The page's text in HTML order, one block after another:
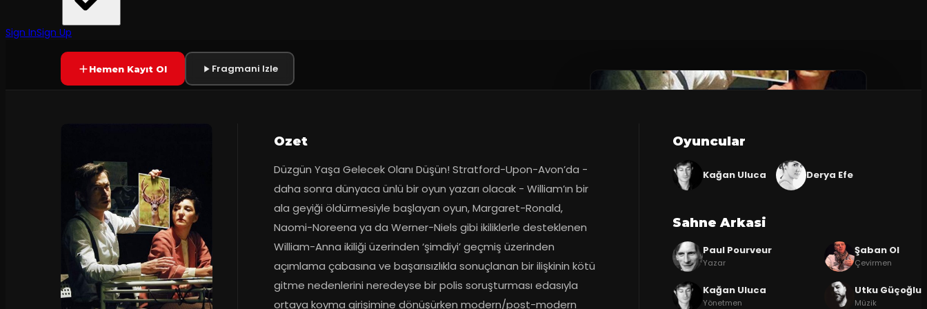
Sign InSign UpSONA ERDI
Hemen Kayıt Ol Fragmani Izle
Ozet
Düzgün Yaşa Gelecek Olanı Düşün! Stratford-Upon-Avon’da -
daha sonra dünyaca ünlü bir oyun yazarı olacak - William’ın bir
ala geyiği öldürmesiyle başlayan oyun, Margaret-Ronald,
Naomi-Noreena ya da Werner-Niels gibi ikiliklerle desteklenen
William-Anna ikiliği üzerinden ‘şimdiyi’ geçmiş üzerinden
açımlama çabasına ve başarısızlıkla sonuçlanan bir ilişkinin kötü
gitme nedenlerini neredeyse bir polis soruşturması edasıyla
ortaya koyma girişimine dönüşürken modern/post-modern
Oyuncular
Kağan Uluca Derya Efe
Sahne Arkasi
Paul Pourveur
Yazar
Şaban Ol
Çevirmen
Kağan Uluca
Yönetmen
Utku Güçoğlu
Müzik